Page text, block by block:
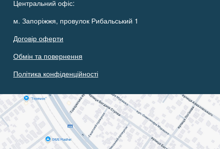
Центральний офіс:
м. Запоріжжя, провулок Рибальський 1
Договір оферти
Обмін та повернення
Політика конфіденційності